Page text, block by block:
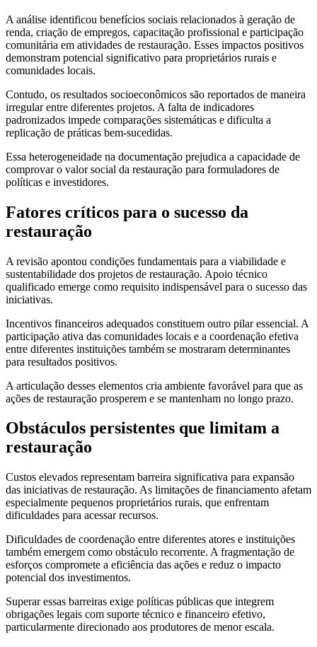
A análise identificou benefícios sociais relacionados à geração de
renda, criação de empregos, capacitação profissional e participação
comunitária em atividades de restauração. Esses impactos positivos
demonstram potencial significativo para proprietários rurais e
comunidades locais.
Contudo, os resultados socioeconômicos são reportados de maneira
irregular entre diferentes projetos. A falta de indicadores
padronizados impede comparações sistemáticas e dificulta a
replicação de práticas bem-sucedidas.
Essa heterogeneidade na documentação prejudica a capacidade de
comprovar o valor social da restauração para formuladores de
políticas e investidores.
Fatores críticos para o sucesso da
restauração
A revisão apontou condições fundamentais para a viabilidade e
sustentabilidade dos projetos de restauração. Apoio técnico
qualificado emerge como requisito indispensável para o sucesso das
iniciativas.
Incentivos financeiros adequados constituem outro pilar essencial. A
participação ativa das comunidades locais e a coordenação efetiva
entre diferentes instituições também se mostraram determinantes
para resultados positivos.
A articulação desses elementos cria ambiente favorável para que as
ações de restauração prosperem e se mantenham no longo prazo.
Obstáculos persistentes que limitam a
restauração
Custos elevados representam barreira significativa para expansão
das iniciativas de restauração. As limitações de financiamento afetam
especialmente pequenos proprietários rurais, que enfrentam
dificuldades para acessar recursos.
Dificuldades de coordenação entre diferentes atores e instituições
também emergem como obstáculo recorrente. A fragmentação de
esforços compromete a eficiência das ações e reduz o impacto
potencial dos investimentos.
Superar essas barreiras exige políticas públicas que integrem
obrigações legais com suporte técnico e financeiro efetivo,
particularmente direcionado aos produtores de menor escala.